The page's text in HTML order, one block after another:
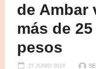
de Ambar
más de
pesos
27 JUNIO 2014